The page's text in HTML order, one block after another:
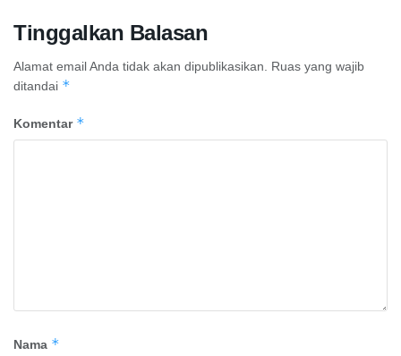
Tinggalkan Balasan
Alamat email Anda tidak akan dipublikasikan.
Ruas yang wajib
ditandai *
Komentar *
Nama *